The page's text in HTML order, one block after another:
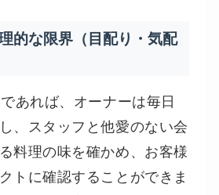
的な限界（目配り・気配
あれば、オーナーは毎日
、スタッフと他愛のない会
料理の味を確かめ、お客様
トに確認することができま